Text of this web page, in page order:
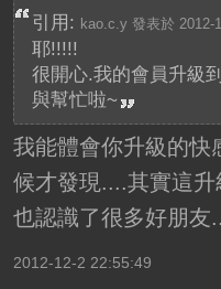
引用: kao.c.y 發表於 2012-
耶!!!!!
很開心.我的會員升級
與幫忙啦~
我能體會你升級的快
候才發現....其實這
也認識了很多好朋友
2012-12-2 22:55:49